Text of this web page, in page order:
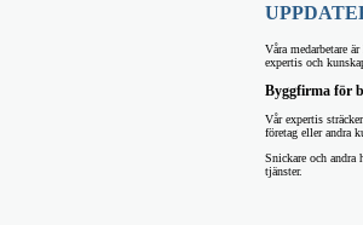
Våra medarbetare
expertis och
Byggfirma för
Vår expertis
företag eller andra
Snickare och
tjänster.